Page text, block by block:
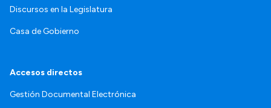
Discursos en la Legislatura
Casa de Gobierno
Accesos directos
Gestión Documental Electrónica